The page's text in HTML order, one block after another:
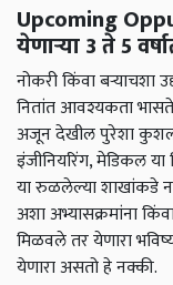
Upcoming
येणाऱ्या 3 ते 5
नोकरी किंवा बऱ्याचशा
नितांत आवश्यकता
अजून देखील पुरेशा कुशल
इंजीनियरिंग, मेडिकल या
या रुळलेल्या शाखांकडे
अशा अभ्यासक्रमांना
मिळवले तर येणारा
येणारा असतो हे नक्की.